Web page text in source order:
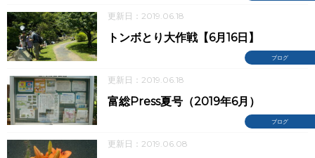
更新日：2019.06.18
ブログ
トンボとり大作戦【6月16日】
更新日：2019.06.18
ブログ
富総Press夏号（2019年6月）
更新日：2019.06.08